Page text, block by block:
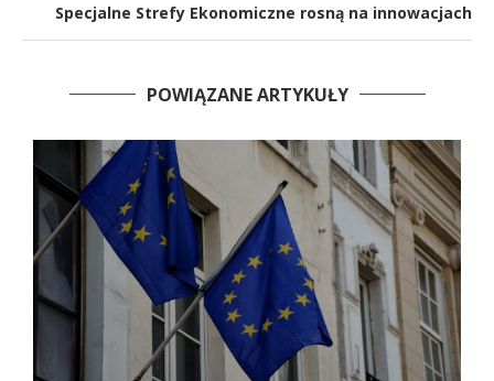
Specjalne Strefy Ekonomiczne rosną na innowacjach
POWIĄZANE ARTYKUŁY